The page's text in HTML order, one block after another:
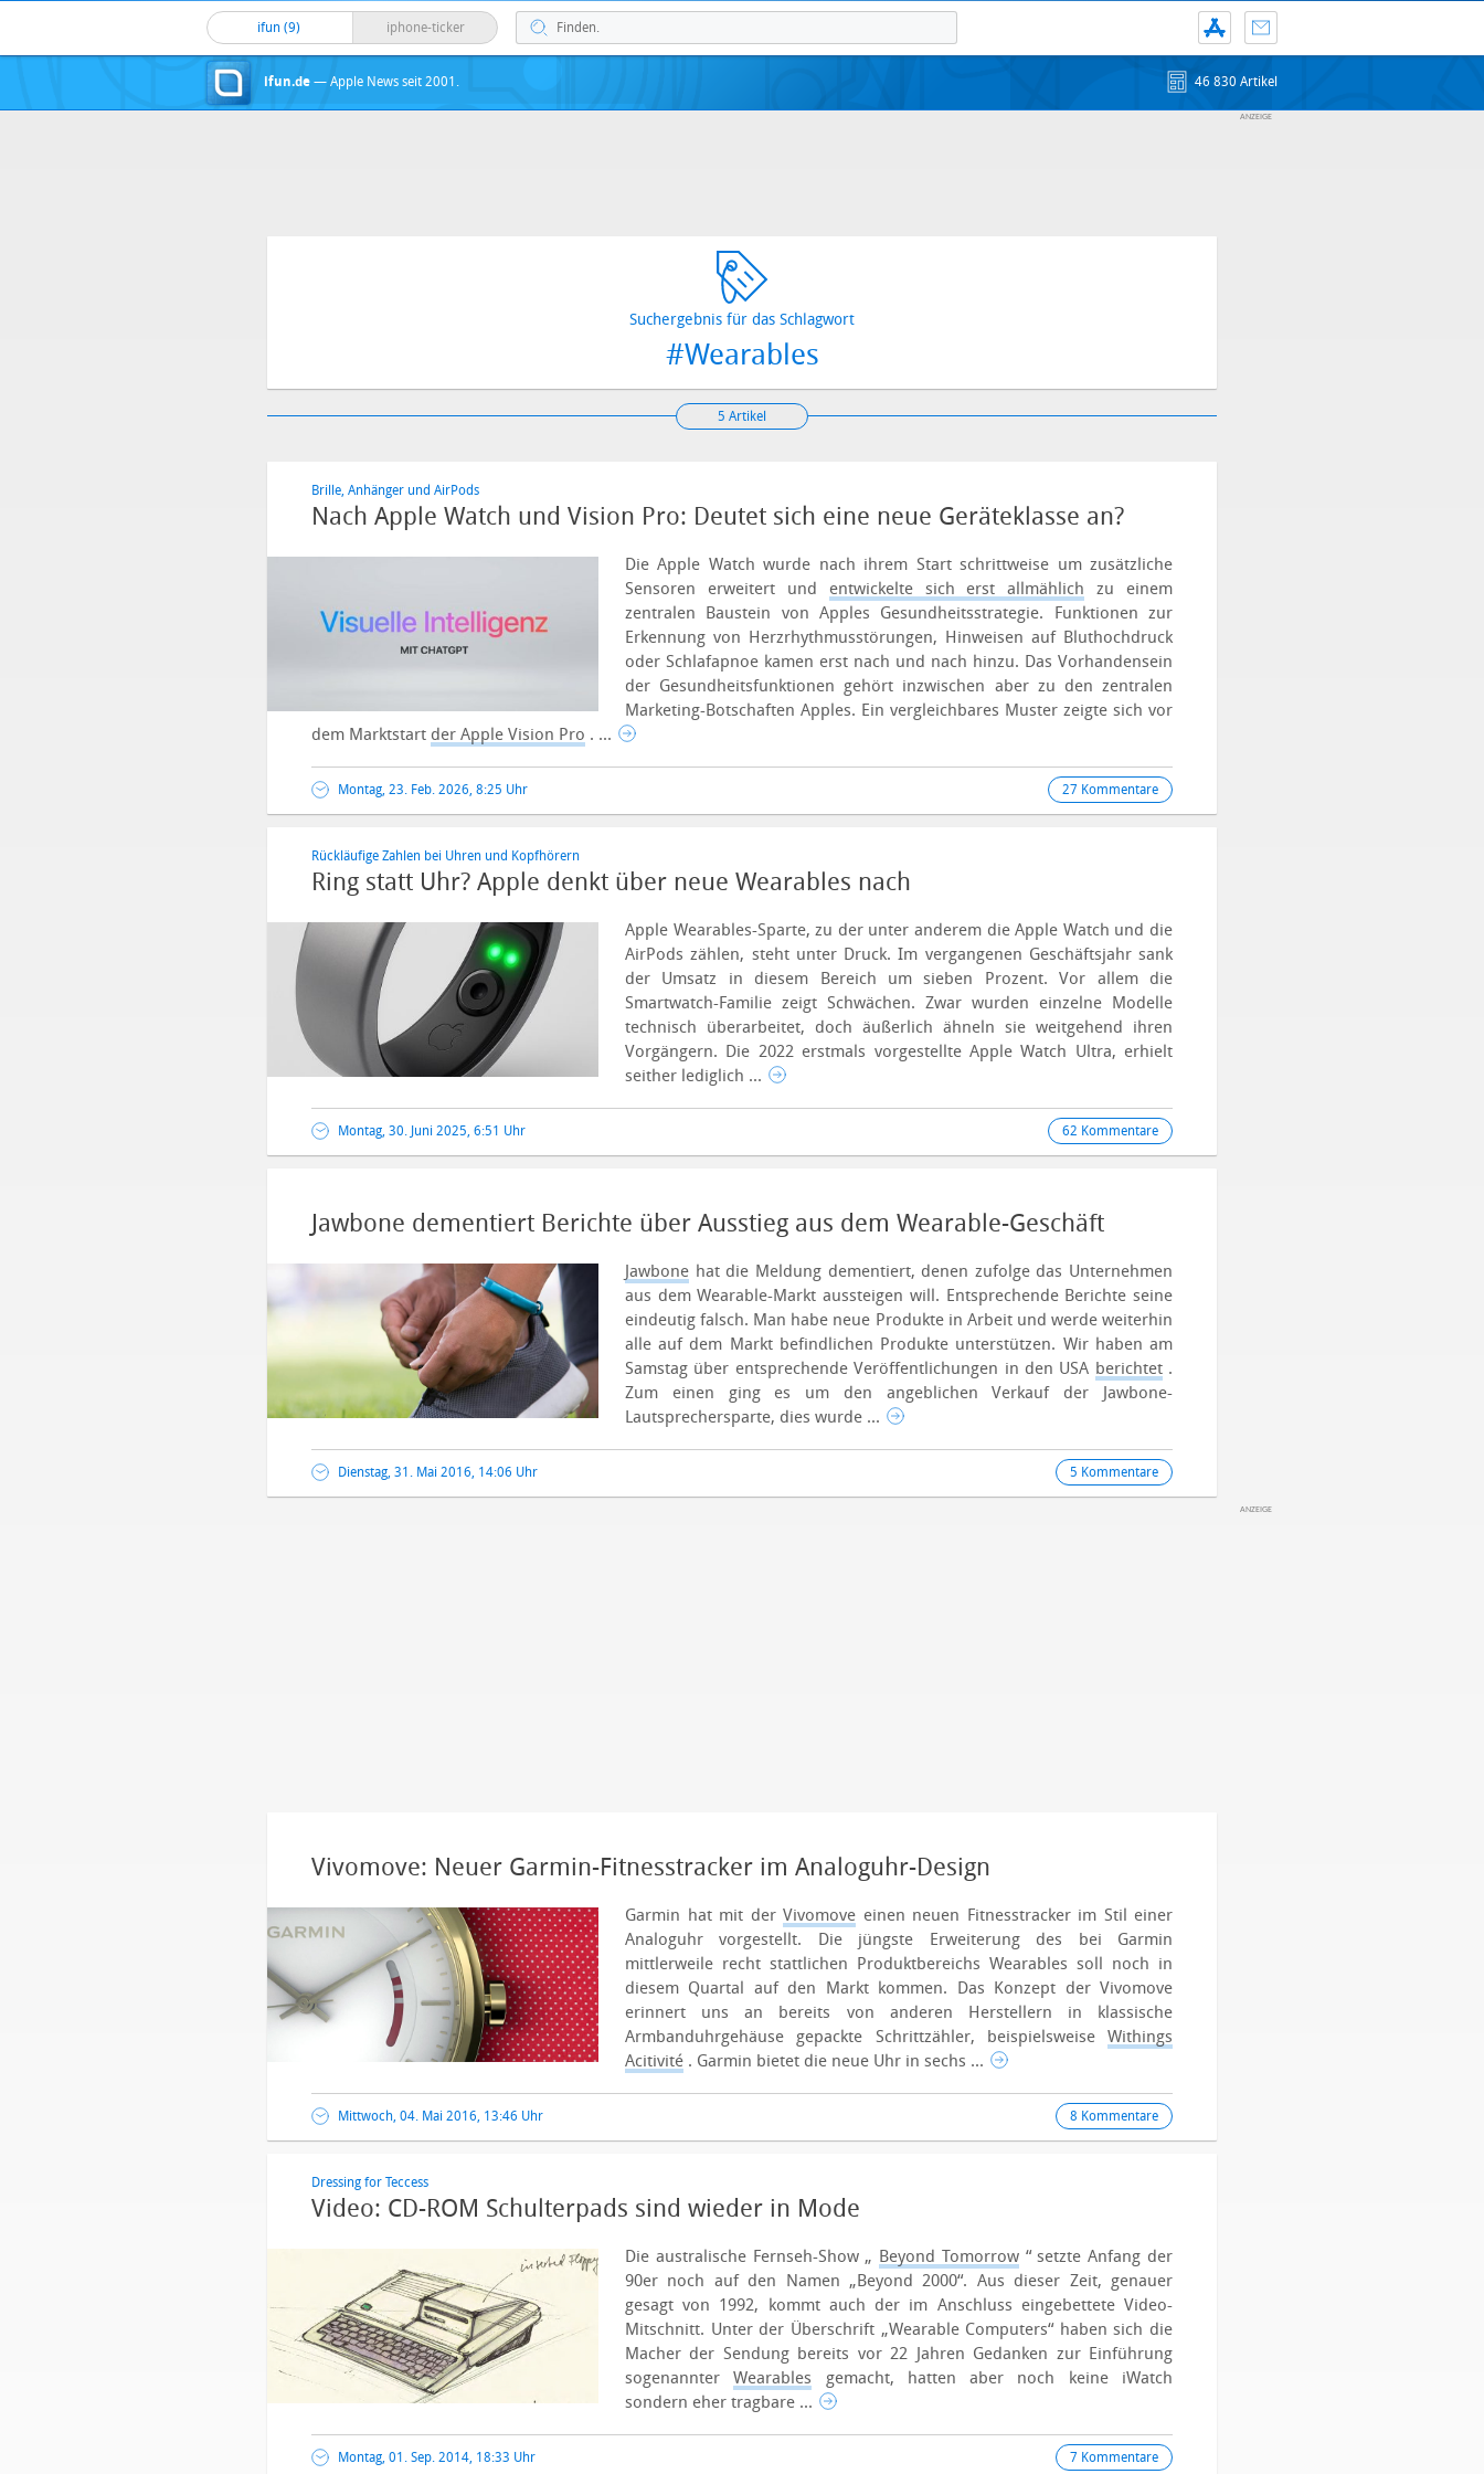
ifun (9) iphone-ticker
ifun.de — Apple News seit 2001. 46 830 Artikel
Suchergebnis für das Schlagwort
#Wearables
5 Artikel
Brille, Anhänger und AirPods
Nach Apple Watch und Vision Pro: Deutet sich eine neue Geräteklasse an?
Die Apple Watch wurde nach ihrem Start schrittweise um zusätzliche
Sensoren erweitert und entwickelte sich erst allmählich zu einem
zentralen Baustein von Apples Gesundheitsstrategie. Funktionen zur
Erkennung von Herzrhythmusstörungen, Hinweisen auf Bluthochdruck
oder Schlafapnoe kamen erst nach und nach hinzu. Das Vorhandensein
der Gesundheitsfunktionen gehört inzwischen aber zu den zentralen
Marketing-Botschaften Apples. Ein vergleichbares Muster zeigte sich vor
dem Marktstart der Apple Vision Pro . ...
Montag, 23. Feb. 2026, 8:25 Uhr 27 Kommentare
Rückläufige Zahlen bei Uhren und Kopfhörern
Ring statt Uhr? Apple denkt über neue Wearables nach
Apple Wearables-Sparte, zu der unter anderem die Apple Watch und die
AirPods zählen, steht unter Druck. Im vergangenen Geschäftsjahr sank
der Umsatz in diesem Bereich um sieben Prozent. Vor allem die
Smartwatch-Familie zeigt Schwächen. Zwar wurden einzelne Modelle
technisch überarbeitet, doch äußerlich ähneln sie weitgehend ihren
Vorgängern. Die 2022 erstmals vorgestellte Apple Watch Ultra, erhielt
seither lediglich ...
Montag, 30. Juni 2025, 6:51 Uhr 62 Kommentare
Jawbone dementiert Berichte über Ausstieg aus dem Wearable-Geschäft
Jawbone hat die Meldung dementiert, denen zufolge das Unternehmen
aus dem Wearable-Markt aussteigen will. Entsprechende Berichte seine
eindeutig falsch. Man habe neue Produkte in Arbeit und werde weiterhin
alle auf dem Markt befindlichen Produkte unterstützen. Wir haben am
Samstag über entsprechende Veröffentlichungen in den USA berichtet.
Zum einen ging es um den angeblichen Verkauf der Jawbone-
Lautsprechersparte, dies wurde ...
Dienstag, 31. Mai 2016, 14:06 Uhr 5 Kommentare
Vivomove: Neuer Garmin-Fitnesstracker im Analoguhr-Design
Garmin hat mit der Vivomove einen neuen Fitnesstracker im Stil einer
Analoguhr vorgestellt. Die jüngste Erweiterung des bei Garmin
mittlerweile recht stattlichen Produktbereichs Wearables soll noch in
diesem Quartal auf den Markt kommen. Das Konzept der Vivomove
erinnert uns an bereits von anderen Herstellern in klassische
Armbanduhrgehäuse gepackte Schrittzähler, beispielsweise Withings
Acitivité . Garmin bietet die neue Uhr in sechs ...
Mittwoch, 04. Mai 2016, 13:46 Uhr 8 Kommentare
Dressing for Teccess
Video: CD-ROM Schulterpads sind wieder in Mode
Die australische Fernseh-Show „ Beyond Tomorrow“ setzte Anfang der
90er noch auf den Namen „Beyond 2000“. Aus dieser Zeit, genauer
gesagt von 1992, kommt auch der im Anschluss eingebettete Video-
Mitschnitt. Unter der Überschrift „Wearable Computers“ haben sich die
Macher der Sendung bereits vor 22 Jahren Gedanken zur Einführung
sogenannterWearables gemacht, hatten aber noch keine iWatch
sondern eher tragbare ...
Montag, 01. Sep. 2014, 18:33 Uhr 7 Kommentare